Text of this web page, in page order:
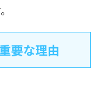
要な理由